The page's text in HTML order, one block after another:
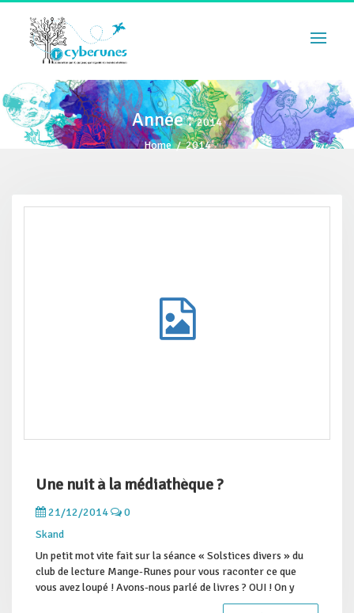
Année :2014
Home/2014
Une nuit à la médiathèque ?
21/12/2014
0
Skand
Un petit mot vite fait sur la séance « Solstices divers » du
club de lecture Mange-Runes pour vous raconter ce que
vous avez loupé ! Avons-nous parlé de livres ? OUI ! On y